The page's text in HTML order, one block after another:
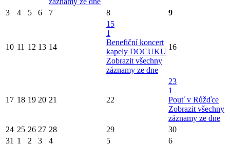
3
4 5 6 7 8 9
10 11 12 13 14
15
1
Benefiční koncert
kapely DOCUKU
Zobrazit všechny
záznamy ze dne
16
17 18 19 20 21 22
23
1
Pouť v Růžďce
Zobrazit všechny
záznamy ze dne
24 25 26 27 28 29
30
31 1 2 3 4 5 6